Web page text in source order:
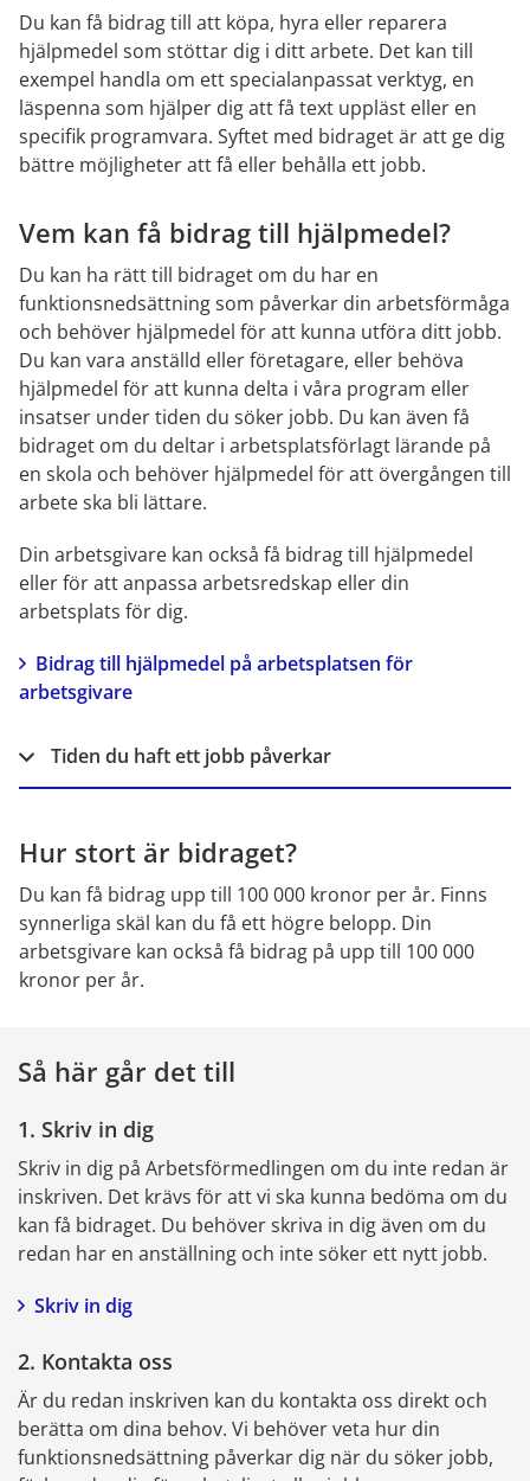
Du kan få bidrag till att köpa, hyra eller reparera
hjälpmedel som stöttar dig i ditt arbete. Det kan till
exempel handla om ett specialanpassat verktyg, en
läspenna som hjälper dig att få text uppläst eller en
specifik programvara. Syftet med bidraget är att ge dig
bättre möjligheter att få eller behålla ett jobb.
Vem kan få bidrag till hjälpmedel?
Du kan ha rätt till bidraget om du har en
funktionsnedsättning som påverkar din arbetsförmåga
och behöver hjälpmedel för att kunna utföra ditt jobb.
Du kan vara anställd eller företagare, eller behöva
hjälpmedel för att kunna delta i våra program eller
insatser under tiden du söker jobb. Du kan även få
bidraget om du deltar i arbetsplatsförlagt lärande på
en skola och behöver hjälpmedel för att övergången till
arbete ska bli lättare.
Din arbetsgivare kan också få bidrag till hjälpmedel
eller för att anpassa arbetsredskap eller din
arbetsplats för dig.
Bidrag till hjälpmedel på arbetsplatsen för
arbetsgivare
Tiden du haft ett jobb påverkar
Hur stort är bidraget?
Du kan få bidrag upp till 100 000 kronor per år. Finns
synnerliga skäl kan du få ett högre belopp. Din
arbetsgivare kan också få bidrag på upp till 100 000
kronor per år.
Så här går det till
1. Skriv in dig
Skriv in dig på Arbetsförmedlingen om du inte redan är
inskriven. Det krävs för att vi ska kunna bedöma om du
kan få bidraget. Du behöver skriva in dig även om du
redan har en anställning och inte söker ett nytt jobb.
Skriv in dig
2. Kontakta oss
Är du redan inskriven kan du kontakta oss direkt och
berätta om dina behov. Vi behöver veta hur din
funktionsnedsättning påverkar dig när du söker jobb,